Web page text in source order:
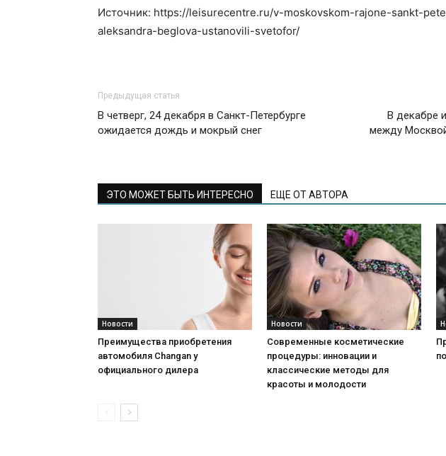
Источник: https://leisurecentre.ru/v-moskovskom-rajone-sankt-
aleksandra-beglova-ustanovili-svetofor/
Предыдущая статья
В четверг, 24 декабря в Санкт-Петербурге
ожидается дождь и мокрый снег
В декабре
между
ЭТО МОЖЕТ БЫТЬ ИНТЕРЕСНО ЕЩЕ ОТ АВТОРА
Новости
Преимущества приобретения
автомобиля Changan у
официального дилера
Новости
Современные косметические
процедуры: инновации и
классические методы для
красоты и молодости